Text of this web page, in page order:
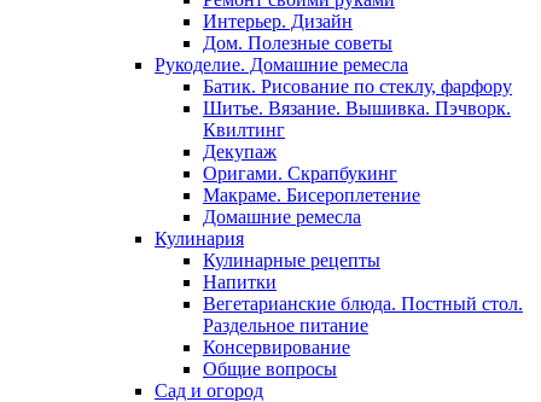
Интерьер. Дизайн
Дом. Полезные советы
Рукоделие. Домашние ремесла
Батик. Рисование по стеклу, фарфору
Шитье. Вязание. Вышивка. Пэчворк.
Квилтинг
Декупаж
Оригами. Скрапбукинг
Макраме. Бисероплетение
Домашние ремесла
Кулинария
Кулинарные рецепты
Напитки
Вегетарианские блюда. Постный стол.
Раздельное питание
Консервирование
Общие вопросы
Сад и огород